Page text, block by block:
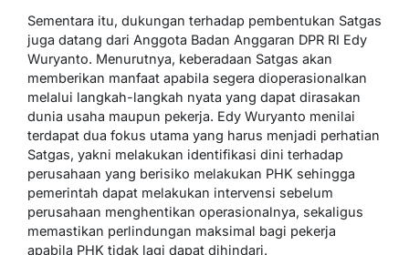
Sementara itu, dukungan terhadap pembentukan Satgas
juga datang dari Anggota Badan Anggaran DPR RI Edy
Wuryanto. Menurutnya, keberadaan Satgas akan
memberikan manfaat apabila segera dioperasionalkan
melalui langkah-langkah nyata yang dapat dirasakan
dunia usaha maupun pekerja. Edy Wuryanto menilai
terdapat dua fokus utama yang harus menjadi perhatian
Satgas, yakni melakukan identifikasi dini terhadap
perusahaan yang berisiko melakukan PHK sehingga
pemerintah dapat melakukan intervensi sebelum
perusahaan menghentikan operasionalnya, sekaligus
memastikan perlindungan maksimal bagi pekerja
apabila PHK tidak lagi dapat dihindari.